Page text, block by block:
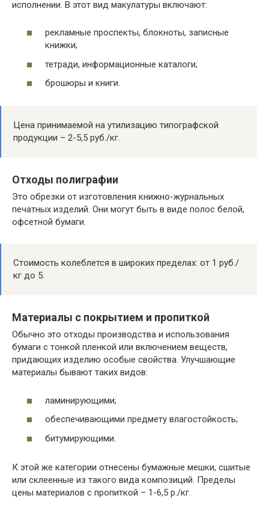
исполнении. В этот вид макулатуры включают:
рекламные проспекты, блокноты, записные
книжки;
тетради, информационные каталоги;
брошюры и книги.
Цена принимаемой на утилизацию типографской
продукции – 2-5,5 руб./кг.
Отходы полиграфии
Это обрезки от изготовления книжно-журнальных
печатных изделий. Они могут быть в виде полос белой,
офсетной бумаги.
Стоимость колеблется в широких пределах: от 1 руб./
кг до 5.
Материалы с покрытием и пропиткой
Обычно это отходы производства и использования
бумаги с тонкой пленкой или включением веществ,
придающих изделию особые свойства. Улучшающие
материалы бывают таких видов:
ламинирующими;
обеспечивающими предмету влагостойкость;
битумирующими.
К этой же категории отнесены бумажные мешки, сшитые
или склеенные из такого вида композиций. Пределы
цены материалов с пропиткой – 1-6,5 р./кг.